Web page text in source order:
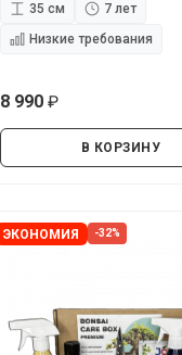
35 см
7 лет
Низкие требования
8 990
В КОРЗИНУ
ЭКОНОМИЯ -32%